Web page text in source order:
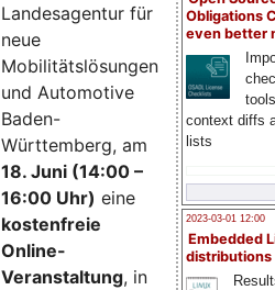
Obligations
even better
context diffs
lists
2023-03-01 12:00
Embedded
distributions
Landesagentur für
neue
Mobilitätslösungen
und Automotive
Baden-
Württemberg, am
18. Juni (14:00 –
16:00 Uhr) eine
kostenfreie
Online-
Veranstaltung, in